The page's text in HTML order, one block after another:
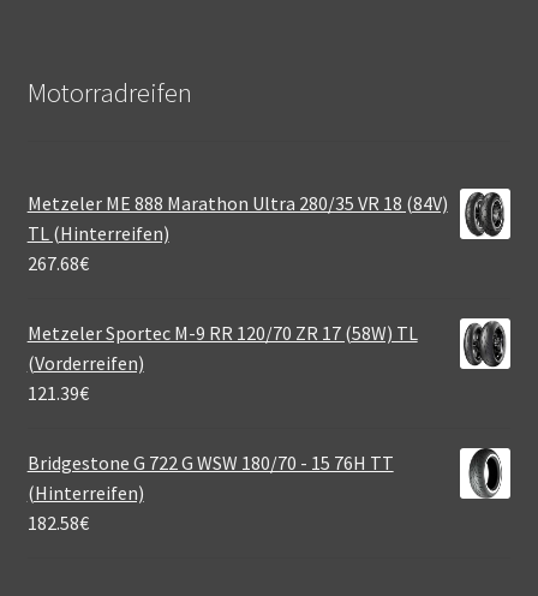
Motorradreifen
Metzeler ME 888 Marathon Ultra 280/35 VR 18 (84V)
TL (Hinterreifen)
267.68€
Metzeler Sportec M-9 RR 120/70 ZR 17 (58W) TL
(Vorderreifen)
121.39€
Bridgestone G 722 G WSW 180/70 - 15 76H TT
(Hinterreifen)
182.58€